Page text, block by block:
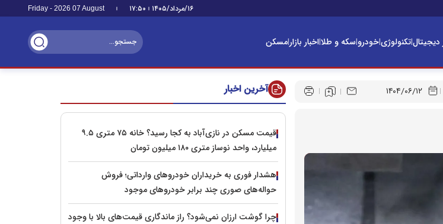
۱۶/مرداد/۱۴۰۵ ۱۷:۵۰ Friday - 2026 07 August
دیجیتال|تکنولوژی|خودرو|سکه و طلا|اخبار بازار|مسکن
۱۴۰۴/۰۶/۱۲ آخرین اخبار
قیمت مسکن در نازی‌آباد به کجا رسید؟ خانه ۷۵ متری ۹.۵
میلیارد، واحد نوساز متری ۱۸۰ میلیون تومان
هشدار فوری به خریداران خودروهای وارداتی؛ فروش
حواله‌های صوری چند برابر خودروهای موجود
چرا گوشت ارزان نمی‌شود؟ راز ماندگاری قیمت‌های بالا با وجود